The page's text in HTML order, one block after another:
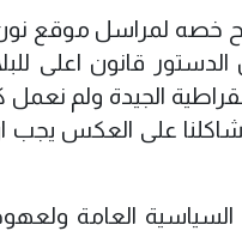
خصه لمراسل موقع نون
قانون اعلى
الجيدة ولم
على العكس يجب ان
العامة